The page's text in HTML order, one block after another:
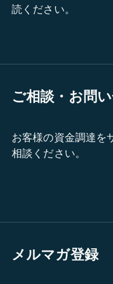
読ください。
ご相談・お問
お客様の資金調達を
相談ください。
メルマガ登録